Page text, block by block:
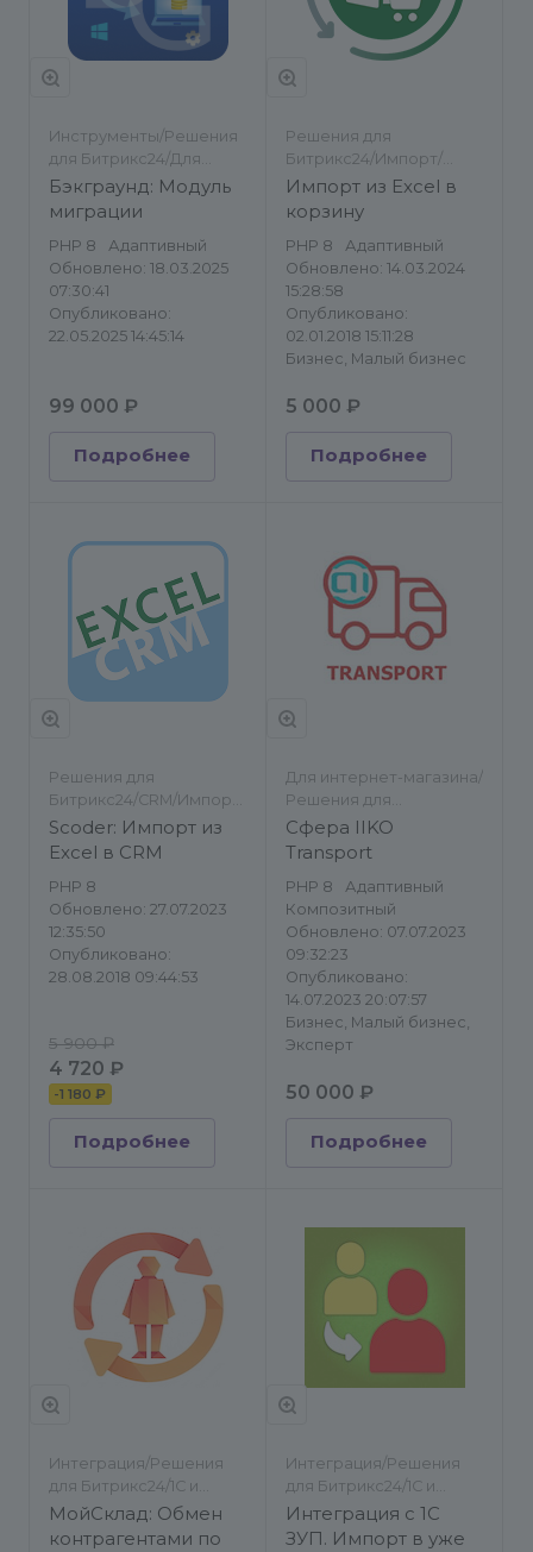
Инструменты/Решения
для Битрикс24/Для
разработчиков/
Импорт/экспорт
Бэкграунд: Модуль
миграции
PHP 8
Адаптивный
Обновлено: 18.03.2025
07:30:41
Опубликовано:
22.05.2025 14:45:14
99 000 ₽
Подробнее
Решения для
Битрикс24/Импорт/
экспорт
Импорт из Excel в
корзину
PHP 8
Адаптивный
Обновлено: 14.03.2024
15:28:58
Опубликовано:
02.01.2018 15:11:28
Бизнес, Малый бизнес
5 000 ₽
Подробнее
Решения для
Битрикс24/CRM/Импорт/
экспорт
Scoder: Импорт из
Excel в CRM
PHP 8
Обновлено: 27.07.2023
12:35:50
Опубликовано:
28.08.2018 09:44:53
5 900 ₽
4 720 ₽
-1 180 ₽
Подробнее
Для интернет-магазина/
Решения для
Битрикс24/Работа с
заказами/Импорт/
экспорт
Сфера IIKO
Transport
PHP 8
Адаптивный
Композитный
Обновлено: 07.07.2023
09:32:23
Опубликовано:
14.07.2023 20:07:57
Бизнес, Малый бизнес,
Эксперт
50 000 ₽
Подробнее
Интеграция/Решения
для Битрикс24/1С и
другие ERP/Импорт/
экспорт
МойСклад: Обмен
контрагентами по
Интеграция/Решения
для Битрикс24/1С и
другие ERP/Импорт/
экспорт
Интеграция c 1С
ЗУП. Импорт в уже